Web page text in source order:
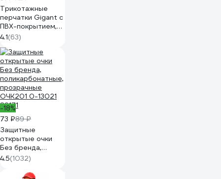
Трикотажные
перчатки Gigant с
ПВХ-покрытием,
серые GGC-13
4.1(63)
-18%
73 ₽89 ₽
Защитные
открытые очки
Без бренда,
поликарбонатные,
прозрачные
ОЧК201 0-13021
4.5(1032)